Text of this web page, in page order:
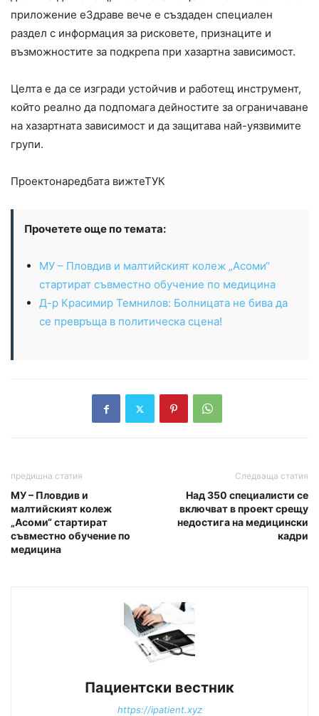
приложение еЗдраве вече е създаден специален
раздел с информация за рисковете, признаците и
възможностите за подкрепа при хазартна зависимост.
Целта е да се изгради устойчив и работещ инструмент,
който реално да подпомага дейностите за ограничаване
на хазартната зависимост и да защитава най-уязвимите
групи.
Проектонаредбата вижтеТУК
Прочетете още по темата:
МУ – Пловдив и малтийският колеж „Асоми“
стартират съвместно обучение по медицина
Д-р Красимир Темнилов: Болницата не бива да
се превръща в политическа сцена!
предишна статия
МУ – Пловдив и
малтийският колеж
„Асоми“ стартират
съвместно обучение по
медицина
Следваща статия
Над 350 специалисти се
включват в проект срещу
недостига на медицински
кадри
Пациентски вестник
https://ipatient.xyz